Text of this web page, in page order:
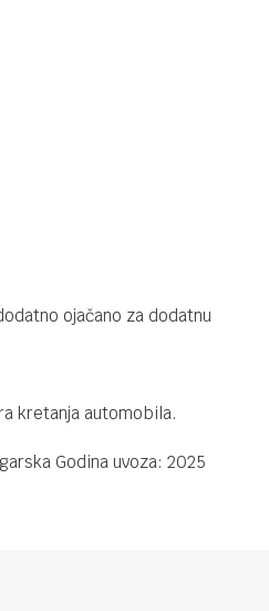
ojačano za dodatnu
kretanja automobila.
Godina uvoza: 2025